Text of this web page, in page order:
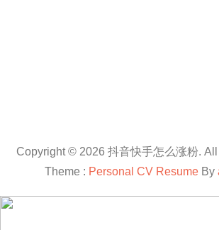
Copyright © 2026 抖音快手怎么涨粉.
Theme : Personal CV ResumeBy